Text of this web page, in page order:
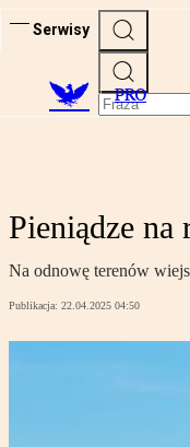
Serwisy
PRO
Pieniądze
Na odnowę terenów
Publikacja: 22.04.2025 04:50